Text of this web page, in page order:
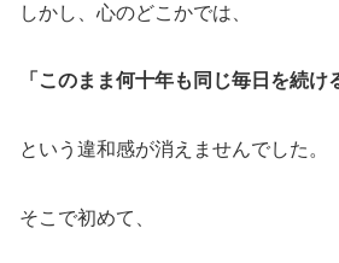
しかし、心のどこかでは、
「このまま何十年も同じ毎日を続け
という違和感が消えませんでした。
そこで初めて、